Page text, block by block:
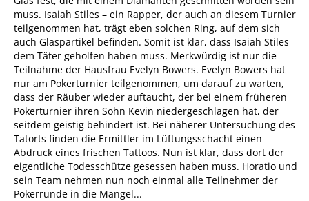
muss. Isaiah Stiles – ein Rapper, der auch an diesem Turnier
teilgenommen hat, trägt eben solchen Ring, auf dem sich
auch Glaspartikel befinden. Somit ist klar, dass Isaiah Stiles
dem Täter geholfen haben muss. Merkwürdig ist nur die
Teilnahme der Hausfrau Evelyn Bowers. Evelyn Bowers hat
nur am Pokerturnier teilgenommen, um darauf zu warten,
dass der Räuber wieder auftaucht, der bei einem früheren
Pokerturnier ihren Sohn Kevin niedergeschlagen hat, der
seitdem geistig behindert ist. Bei näherer Untersuchung des
Tatorts finden die Ermittler im Lüftungsschacht einen
Abdruck eines frischen Tattoos. Nun ist klar, dass dort der
eigentliche Todesschütze gesessen haben muss. Horatio und
sein Team nehmen nun noch einmal alle Teilnehmer der
Pokerrunde in die Mangel...